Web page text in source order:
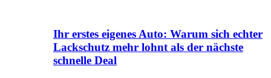
Ihr erstes eigenes Auto: Warum sich echter
Lackschutz mehr lohnt als der nächste
schnelle Deal